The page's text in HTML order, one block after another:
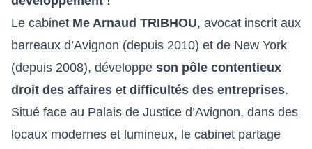
Le cabinet Me Arnaud TRIBHOU, avocat inscrit aux
barreaux d’Avignon (depuis 2010) et de New York
(depuis 2008), développe son pôle contentieux
droit des affaires et difficultés des entreprises.
Situé face au Palais de Justice d’Avignon, dans des
locaux modernes et lumineux, le cabinet partage